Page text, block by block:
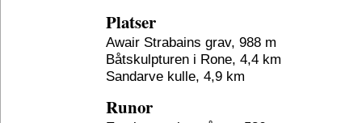
Platser
Awair Strabains grav, 988 m
Båtskulpturen i Rone, 4,4 km
Sandarve kulle, 4,9 km
Runor